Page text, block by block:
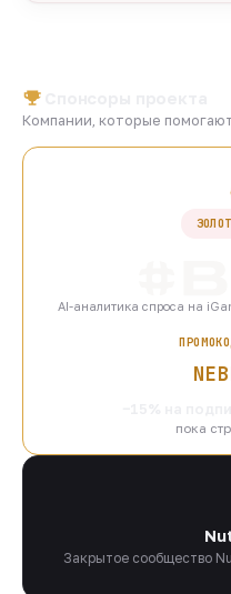
Компании, которые
AI-аналитика спроса на
пока
Закрытое сообщество